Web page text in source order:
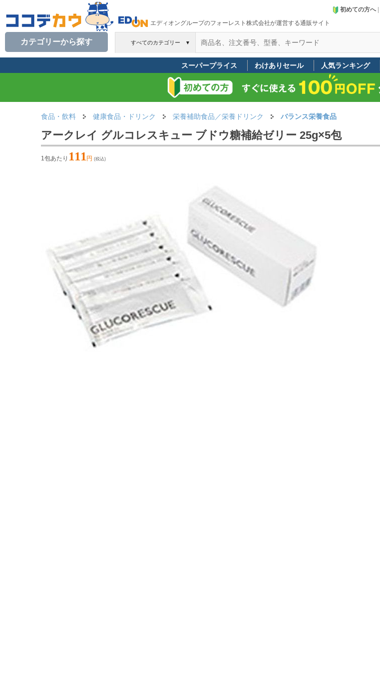
エディオングループのフォーレスト株式会社が運営する通販サイト
初めての方へ|
すべてのカテゴリー ▼
カテゴリーから探す
スーパープライス わけありセール 人気ランキング
食品・飲料 健康食品・ドリンク 栄養補助食品／栄養ドリンク バランス栄養食品
アークレイ グルコレスキュー ブドウ糖補給ゼリー 25g×5包
1包あたり 111 円 (税込)